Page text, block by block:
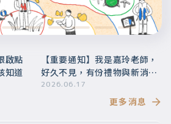
啟點
知道
【重要通知】我是嘉玲老師，
好久不見，有份禮物與新消息
要帶給你
2026.06.17
更多消息